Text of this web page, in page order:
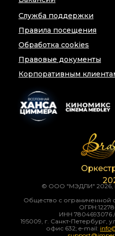
© ООО "МЭДЛИ" 2026,
Общество с ограниченной
ИНН 7804693076
195009, г. Санкт-Петербург,
офис 632; e-mail:
Правовые документы
Служба поддержки
Правила посещения
Обработка cookies
Корпоративным